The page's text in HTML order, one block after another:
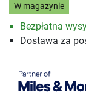
W magazynie
Bezpłatna
Dostawa za